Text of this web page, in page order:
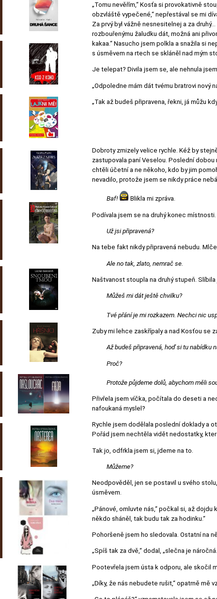
„Tomu nevěřím,“ Kosťa si provokativně
obzvláště vypečené,“ nepřestával se mi
Za prvý byl vážně nesnesitelnej a za
rozbouřenýmu žaludku dát, možná ani
kakaa.“ Nasucho jsem polkla a snažila si
s úsměvem na rtech se skláněl nad mým
Je telepat? Divila jsem se, ale nehnula
„Odpoledne mám dát tvému bratrovi nový
„Tak až budeš připravena, řekni, já můžu
Dobroty zmizely velice rychle. Kéž by
zastupovala paní Veselou. Poslední
chtěli účetní a ne někoho, kdo by jim
nevadilo, protože jsem se nikdy práce
Baf! Blikla mi zpráva.
Podívala jsem se na druhý konec
Už jsi připravená?
Na tebe fakt nikdy připravená nebudu.
Ale no tak, zlato, nemrač se.
Naštvanost stoupla na druhý stupeň.
Můžeš mi dát ještě chvilku?
Tvé přání je mi rozkazem. Nechci nic
Zuby mi lehce zaskřípaly a nad Kosťou se
Až budeš připravená, hoď si tu nabídku
Proč?
Protože půjdeme dolů, abychom měli
Přivřela jsem víčka, počítala do deseti a
nafoukaná myslel?
Rychle jsem dodělala poslední doklady a
Pořád jsem nechtěla vidět nedostatky,
Tak jo, odfrkla jsem si, jdeme na to.
Můžeme?
Neodpověděl, jen se postavil u svého
úsměvem.
„Pánové, omluvte nás,“ počkal si, až
někdo sháněl, tak budu tak za hodinku.“
Pohoršeně jsem ho sledovala. Ostatní na
„Spíš tak za dvě,“ dodal, „slečna je
Pootevřela jsem ústa k odporu, ale skočil
„Díky, že nás nebudete rušit,“ opatrně mě